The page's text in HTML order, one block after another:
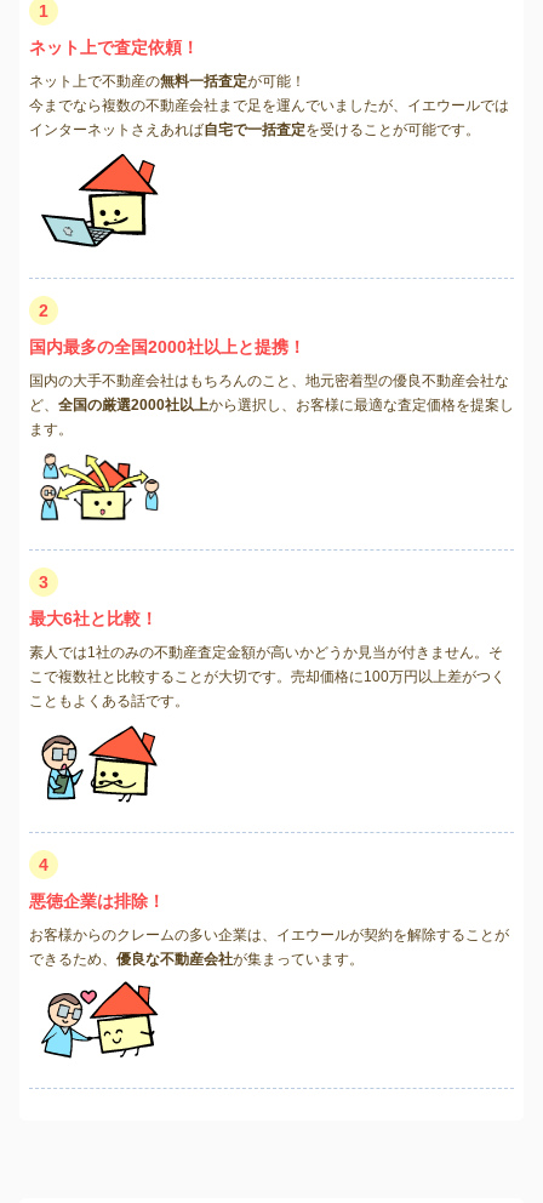
1
ネット上で査定依頼！
ネット上で不動産の無料一括査定が可能！
今までなら複数の不動産会社まで足を運んでいましたが、イエウールでは
インターネットさえあれば自宅で一括査定を受けることが可能です。
2
国内最多の全国2000社以上と提携！
国内の大手不動産会社はもちろんのこと、地元密着型の優良不動産会社な
ど、 全国の厳選2000社以上から選択し、お客様に最適な査定価格を提案し
ます。
3
最大6社と比較！
素人では1社のみの不動産査定金額が高いかどうか見当が付きません。そ
こで複数社と比較することが大切です。売却価格に100万円以上差がつく
こともよくある話です。
4
悪徳企業は排除！
お客様からのクレームの多い企業は、イエウールが契約を解除することが
できるため、 優良な不動産会社が集まっています。